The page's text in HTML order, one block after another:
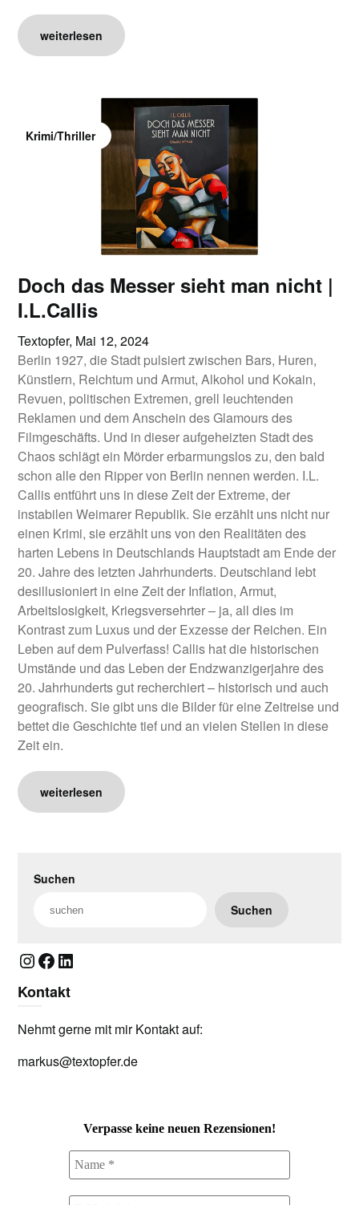
weiterlesen
Krimi/Thriller
Doch das Messer sieht man nicht |
I.L.Callis
Textopfer, Mai 12, 2024
Berlin 1927, die Stadt pulsiert zwischen Bars, Huren,
Künstlern, Reichtum und Armut, Alkohol und Kokain,
Revuen, politischen Extremen, grell leuchtenden
Reklamen und dem Anschein des Glamours des
Filmgeschäfts. Und in dieser aufgeheizten Stadt des
Chaos schlägt ein Mörder erbarmungslos zu, den bald
schon alle den Ripper von Berlin nennen werden. I.L.
Callis entführt uns in diese Zeit der Extreme, der
instabilen Weimarer Republik. Sie erzählt uns nicht nur
einen Krimi, sie erzählt uns von den Realitäten des
harten Lebens in Deutschlands Hauptstadt am Ende der
20. Jahre des letzten Jahrhunderts. Deutschland lebt
desillusioniert in eine Zeit der Inflation, Armut,
Arbeitslosigkeit, Kriegsversehrter – ja, all dies im
Kontrast zum Luxus und der Exzesse der Reichen. Ein
Leben auf dem Pulverfass! Callis hat die historischen
Umstände und das Leben der Endzwanzigerjahre des
20. Jahrhunderts gut recherchiert – historisch und auch
geografisch. Sie gibt uns die Bilder für eine Zeitreise und
bettet die Geschichte tief und an vielen Stellen in diese
Zeit ein.
weiterlesen
Suchen
Suchen
Instagram
Facebook
LinkedIn
Kontakt
Nehmt gerne mit mir Kontakt auf:
markus@textopfer.de
Verpasse keine neuen Rezensionen!